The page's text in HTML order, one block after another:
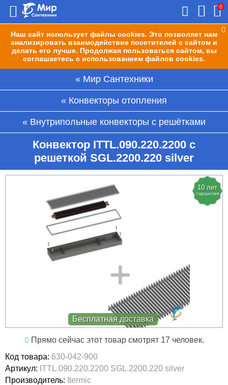
Наш сайт использует файлы cookies. Это позволяет нам
анализировать взаимодействие посетителей с сайтом и
делать его лучше. Продолжая пользоваться сайтом, вы
соглашаетесь с использованием файлов cookies.
0
Мир Сантехники
Конвекторы отопления
Внутрипольные конвекторы с решётками
Конвектор ITTL.090.220.2200 с
решеткой SGL.2200.220 silver
10 лет
гарантия
Бесплатная доставка
Прямо сейчас этот товар смотрят 17 человек.
Код товара: 630-042-900
Артикул: ITTL.090.220.2200 SGL.2200.220 silver
Производитель: Itermic